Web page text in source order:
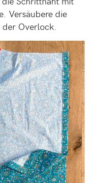
Versäubere die
Overlock.